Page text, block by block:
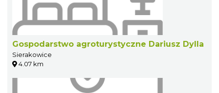
Gospodarstwo agroturystyczne Dariusz Dylla
Sierakowice
4.07 km